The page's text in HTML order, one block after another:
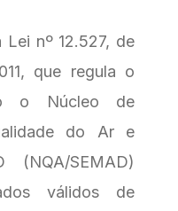
Lei nº 12.527, de
que regula o
o Núcleo de
do Ar e
(NQA/SEMAD)
válidos de